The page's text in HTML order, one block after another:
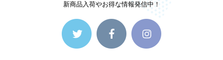
新商品入荷やお得な情報発信中！